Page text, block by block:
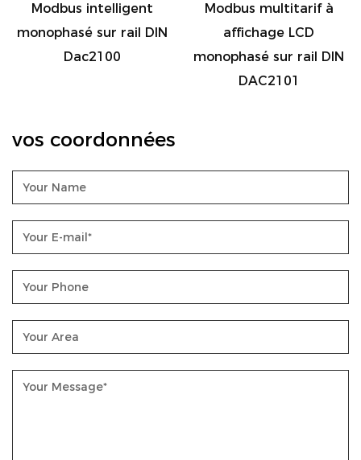
Modbus intelligent
monophasé sur rail DIN
Dac2100
Modbus multitarif à
affichage LCD
monophasé sur rail DIN
DAC2101
vos coordonnées